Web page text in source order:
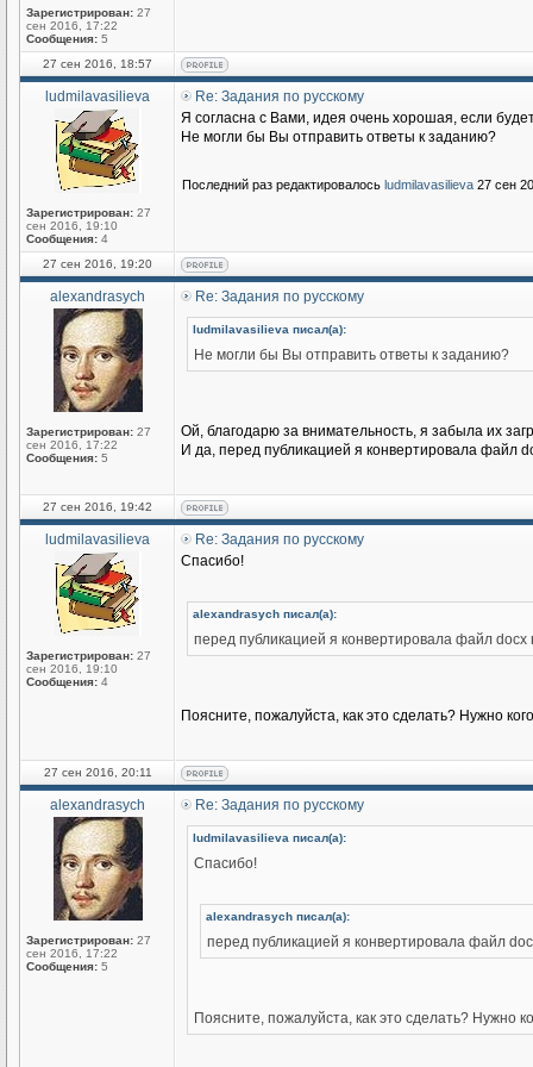
Зарегистрирован: 27
сен 2016, 17:22
Сообщения: 5
27 сен 2016, 18:57
ludmilavasilieva
Зарегистрирован: 27
сен 2016, 19:10
Сообщения: 4
Re: Задания по русскому
Я согласна с Вами, идея очень хорошая, если
Не могли бы Вы отправить ответы к заданию?
Последний раз редактировалось ludmilavasilieva 27 сен
27 сен 2016, 19:20
alexandrasych
Зарегистрирован: 27
сен 2016, 17:22
Сообщения: 5
Re: Задания по русскому
ludmilavasilieva писал(а):
Не могли бы Вы отправить ответы к заданию?
Ой, благодарю за внимательность, я забыла их
И да, перед публикацией я конвертировала файл
27 сен 2016, 19:42
ludmilavasilieva
Зарегистрирован: 27
сен 2016, 19:10
Сообщения: 4
Re: Задания по русскому
Спасибо!
alexandrasych писал(а):
перед публикацией я конвертировала файл docx
Поясните, пожалуйста, как это сделать? Нужно
27 сен 2016, 20:11
alexandrasych
Зарегистрирован: 27
сен 2016, 17:22
Сообщения: 5
Re: Задания по русскому
ludmilavasilieva писал(а):
Спасибо!
alexandrasych писал(а):
перед публикацией я конвертировала файл
Поясните, пожалуйста, как это сделать? Нужно